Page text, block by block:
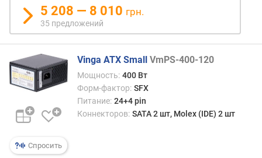
C
e
6
p
n
т
5 208 — 8 010 грн.
35 предложений
Спросить
Vinga ATX Small VmPS-400-120
Мощность: 400 Вт
Форм-фактор: SFX
Питание: 24+4 pin
Коннекторов: SATA 2 шт, Molex (IDE) 2 шт